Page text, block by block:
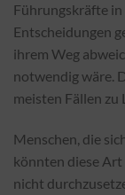
Führungskräfte
Entscheidungen
ihrem Weg
notwendig wäre.
meisten Fällen zu
Menschen, die
könnten diese
nicht